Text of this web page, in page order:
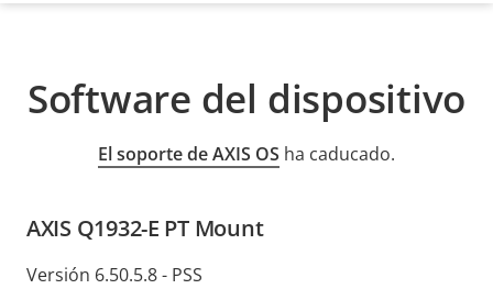
Software del dispositivo
El soporte de AXIS OS ha caducado.
AXIS Q1932-E PT Mount
Versión 6.50.5.8 - PSS